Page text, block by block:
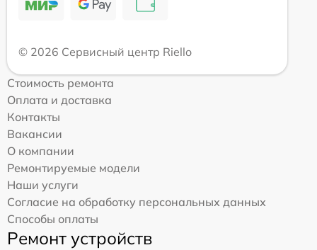
© 2026 Сервисный центр Riello
Стоимость ремонта
Оплата и доставка
Контакты
Вакансии
О компании
Ремонтируемые модели
Наши услуги
Согласие на обработку персональных данных
Способы оплаты
Ремонт устройств